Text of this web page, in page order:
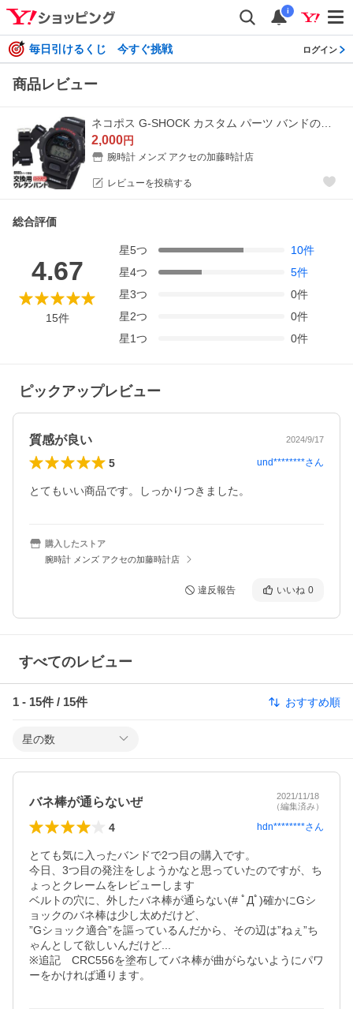
i
毎日引けるくじ 今すぐ挑戦 ログイン
商品レビュー
2,000円
腕時計 メンズ アクセの加藤時計店
レビューを投稿する
総合評価
4.67
15件
星5つ 10件
星4つ 5件
星3つ 0件
星2つ 0件
星1つ 0件
ピックアップレビュー
質感が良い 2024/9/17
5 und********さん
とてもいい商品です。しっかりつきました。
購入したストア
腕時計 メンズ アクセの加藤時計店
違反報告 いいね 0
すべてのレビュー
1 - 15件 / 15件 おすすめ順
星の数
バネ棒が通らないぜ
2021/11/18
（編集済み）
4 hdn********さん
とても気に入ったバンドで2つ目の購入です。
今日、3つ目の発注をしようかなと思っていたのですが、ち
ょっとクレームをレビューします
ベルトの穴に、外したバネ棒が通らない(# ﾟДﾟ)確かにGシ
ョックのバネ棒は少し太めだけど、
”Gショック適合”を謳っているんだから、その辺は”ねぇ”ち
ゃんとして欲しいんだけど...
※追記　CRC556を塗布してバネ棒が曲がらないようにパワ
ーをかければ通ります。